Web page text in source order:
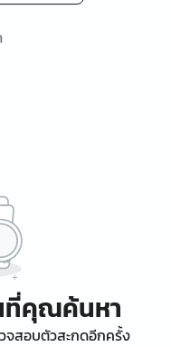
ที่คุณค้นหา
จสอบตัวสะกดอีกครั้ง